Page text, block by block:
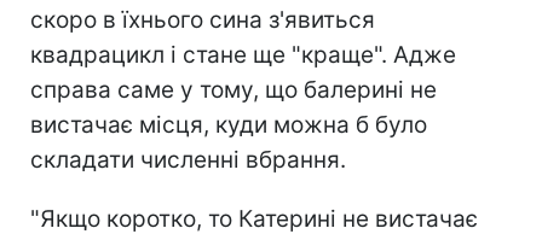
скоро в їхнього сина з'явиться
квадрацикл і стане ще "краще". Адже
справа саме у тому, що балерині не
вистачає місця, куди можна б було
складати численні вбрання.
"Якщо коротко, то Катерині не вистачає